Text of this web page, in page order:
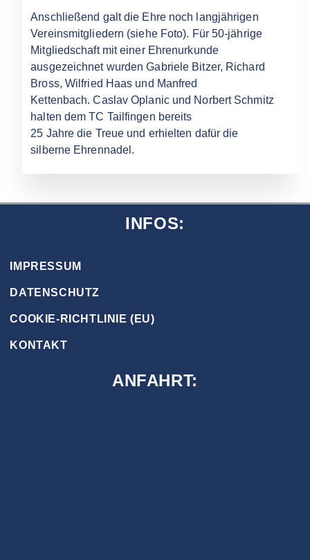
Anschließend galt die Ehre noch langjährigen
Vereinsmitgliedern (siehe Foto). Für 50-jährige
Mitgliedschaft mit einer Ehrenurkunde
ausgezeichnet wurden Gabriele Bitzer, Richard
Bross, Wilfried Haas und Manfred
Kettenbach. Caslav Oplanic und Norbert Schmitz
halten dem TC Tailfingen bereits
25 Jahre die Treue und erhielten dafür die
silberne Ehrennadel.
INFOS:
IMPRESSUM
DATENSCHUTZ
COOKIE-RICHTLINIE (EU)
KONTAKT
ANFAHRT: